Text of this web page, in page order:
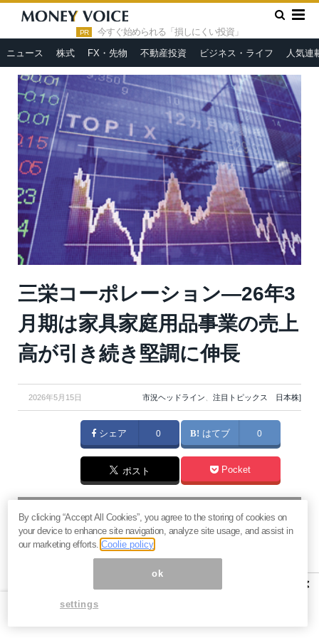
PR 今すぐ始められる「損しにくい投資」
ニュース 株式 FX・先物 不動産投資 ビジネス・ライフ 人気連
HOME » 市況ヘッドライン
三栄コーポレーション—26年3月
期は家具家庭用品事業の売上高が引き続き堅調に伸長
三栄コーポレーション—26年3
月期は家具家庭用品事業の売上
高が引き続き堅調に伸長
2026年5月15日 市況ヘッドライン、 注目トピックス 日本株]
シェア 0 はてブ 0
ポスト Pocket
急騰後に急落「パワーエックス」株は買いか？蓄電池銘柄の
将来性とリスク
過去最高益「サンリオ」は買いか？決算で見えた“強い事
度と投資戦略
×
By clicking “Accept All Cookies”, you agree to the storing of cookies on
your device to enhance site navigation, analyze site usage, and assist in
our marketing efforts.Coolie policy
ok
settings